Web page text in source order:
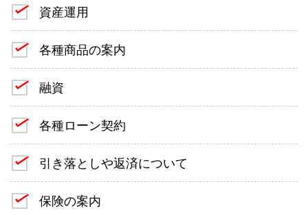
資産運用
各種商品の案内
融資
各種ローン契約
引き落としや返済について
保険の案内